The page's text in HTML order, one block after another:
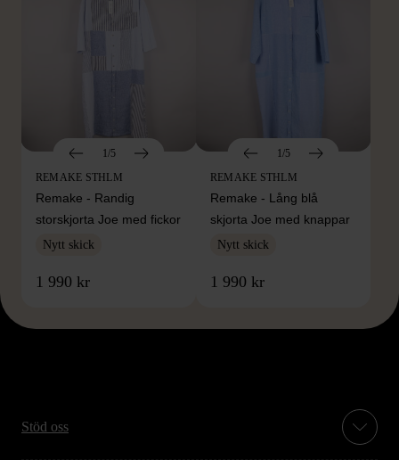
1/5
REMAKE STHLM
Remake - Randig
storskjorta Joe med fickor
Nytt skick
1 990 kr
1/5
REMAKE STHLM
Remake - Lång blå
skjorta Joe med knappar
Nytt skick
1 990 kr
Stöd oss